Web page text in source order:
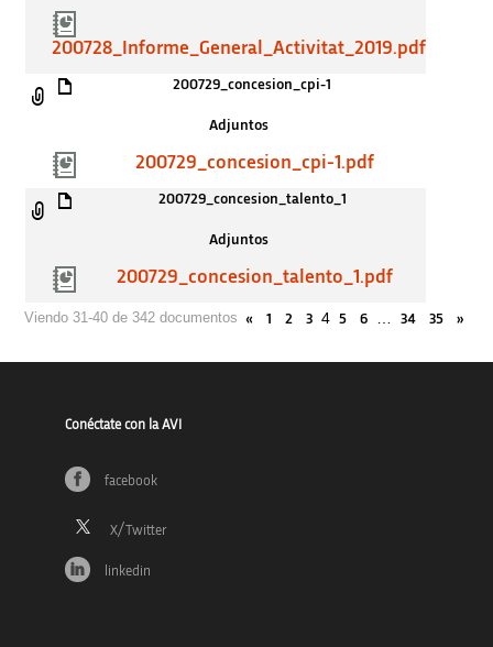
200728_Informe_General_Activitat_2019.pdf
200729_concesion_cpi-1
Adjuntos
200729_concesion_cpi-1.pdf
200729_concesion_talento_1
Adjuntos
200729_concesion_talento_1.pdf
Viendo 31-40 de 342 documentos « 1 2 3 4 5 6 … 34 35 »
Conéctate con la AVI
facebook
linkedin